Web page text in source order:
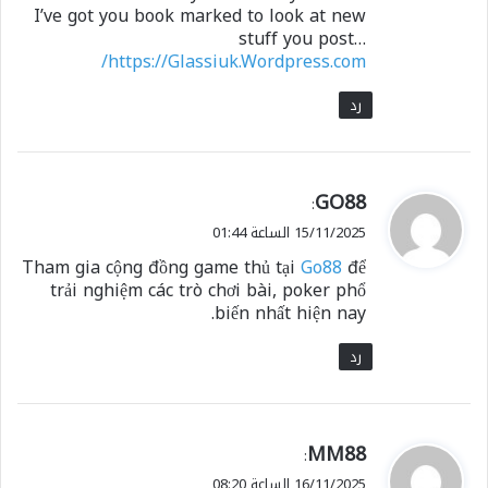
I’ve got you book marked to look at new
stuff you post…
https://Glassiuk.Wordpress.com/
رد
ي
ق
ل
GO88
:
15/11/2025 الساعة 01:44
Tham gia cộng đồng game thủ tạiGo88 để
trải nghiệm các trò chơi bài, poker phổ
biến nhất hiện nay.
رد
ي
ق
MM88
: